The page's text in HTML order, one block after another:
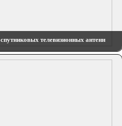
телевизионных антенн